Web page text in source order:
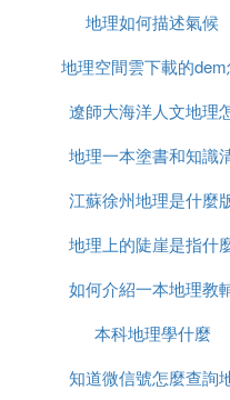
(3)生物地理中考c是多
生地會考注意事項：
等參加考試。
考生必須自覺維護考試
作人員的管理，不得以
行工作職責，不得擾亂
生地每科開考前20分
室，用戶對號入座，將
上角，以便監考員查驗。
置
地理如何描述氣候
地理空間雲下載的dem
麼打開
遼師大海洋人文地理
麼樣
地理一本塗書和知識
單哪個好
江蘇徐州地理是什麼
本的
地理上的陡崖是指什
如何介紹一本地理教
用書
本科地理學什麼
知道微信號怎麼查詢